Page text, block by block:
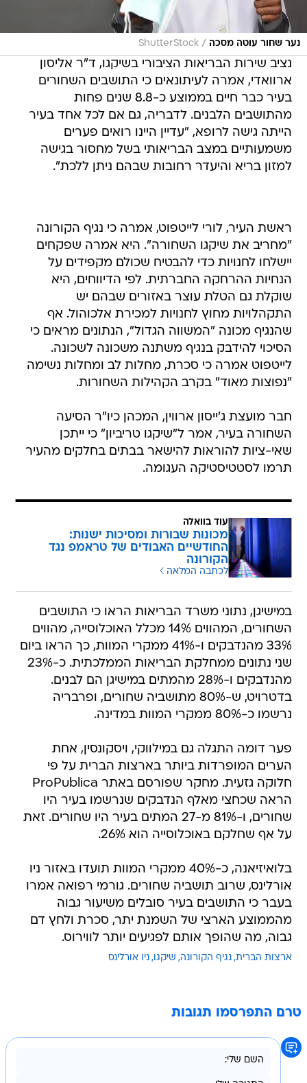
נער שחור עוטה מסכה /
ShutterStock
נציב שירות הבריאות הציבורי בשיקגו, ד"ר אליסון
ארוואדי, אמרה לעיתונאים כי התושבים השחורים
בעיר כבר חיים בממוצע כ-8.8 שנים פחות
מהתושבים הלבנים. לדבריה, גם אם לכל אחד בעיר
הייתה גישה לרופא, "עדיין היינו רואים פערים
משמעותיים במצב הבריאותי בשל מחסור בגישה
למזון בריא והיעדר רחובות שבהם ניתן ללכת".
ראשת העיר, לורי לייטפוט, אמרה כי נגיף הקורונה
"מחריב את שיקגו השחורה". היא אמרה שפקחים
יישלחו לחנויות כדי להבטיח שכולם מקפידים על
הנחיות ההרחקה החברתית. לפי הדיווחים, היא
שוקלת גם הטלת עוצר באזורים שבהם יש
התקהלויות מחוץ לחנויות למכירת אלכוהול. אף
שהנגיף מכונה "המשווה הגדול", הנתונים מראים כי
הסיכוי להידבק בנגיף משתנה משכונה לשכונה.
לייטפוט אמרה כי סכרת, מחלות לב ומחלות נשימה
"נפוצות מאוד" בקרב הקהילות השחורות.
חבר מועצת ג'ייסון ארווין, המכהן כיו"ר הסיעה
השחורה בעיר, אמר ל"שיקגו טריביון" כי ייתכן
שאי-ציות להוראות להישאר בבתים בחלקים מהעיר
תרמו לסטטיסטיקה העגומה.
עוד בוואלה
מכונות שבורות ומסיכות ישנות:
החודשיים האבודים של טראמפ נגד
הקורונה
לכתבה המלאה
במישיגן, נתוני משרד הבריאות הראו כי התושבים
השחורים, המהווים 14% מכלל האוכלוסייה, מהווים
33% מהנדבקים ו-41% ממקרי המוות, כך הראו ביום
שני נתונים ממחלקת הבריאות הממלכתית. כ-23%
מהנדבקים ו-28% מהמתים במישיגן הם לבנים.
בדטרויט, ש-80% מתושביה שחורים, ופרבריה
נרשמו כ-80% ממקרי המוות במדינה.
פער דומה התגלה גם במילווקי, ויסקונסין, אחת
הערים המופרדות ביותר בארצות הברית על פי
חלוקה גזעית. מחקר שפורסם באתר ProPublica
הראה שכחצי מאלף הנדבקים שנרשמו בעיר היו
שחורים, ו-81% מ-27 המתים בעיר היו שחורים. זאת
על אף שחלקם באוכלוסייה הוא 26%.
בלואיזיאנה, כ-40% ממקרי המוות תועדו באזור ניו
אורלינס, שרוב תושביה שחורים. גורמי רפואה אמרו
בעבר כי התושבים בעיר סובלים משיעור גבוה
מהממוצע הארצי של השמנת יתר, סכרת ולחץ דם
גבוה, מה שהופך אותם לפגיעים יותר לווירוס.
ארצות הברית נגיף הקורונה שיקגו ניו אורלינס
טרם התפרסמו תגובות